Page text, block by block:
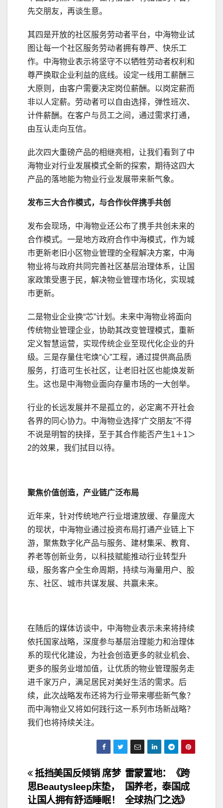
先交朋友，再谈生意。
其四是开放的社区服务劳动者平台，中海物业试
图让每一个社区服务劳动者拥有尊严、快乐工
作。中海物业表示将坚守不以牺牲劳动者权利和
尊严换取企业利益的底线。设定一线用工薪酬三
大原则，由客户需要决定岗位薪酬。以岗定薪而
非以人定薪。劳动者可以自由选择，弹性班次、
计件薪酬。在客户与员工之间，通过需求打通，
由互认走向互信。
此次四大重磅产品的相继亮相，让我们看到了中
海物业对行业发展模式全新的探索，期待这四大
产品的落地能为物业行业发展带来新气象。
发布三大合作模式，与合作伙伴携手共创
发布会现场，中海物业还公布了携手共创未来的
合作模式。一是地方政府合作中海模式，作为城
市更新老旧小区物业管理的全程解决方案，中海
物业将与政府共同完善社区基层治理体系，让国
家政策受惠于民，解决物业管理市场化，实现城
市更新。
二是物业企业换“芯”计划。未来中海物业将面向
传统物业管理企业，协助其改变管理模式，重新
定义智慧运营，实现传统企业至现代化企业的升
级。三是存量住宅焕“心”工程，通过提供高品质
服务，打造可生长社区，让老旧社区也能焕发新
生。这也是中海物业面向存量市场的一大创举。
行业的长远发展并不是孤立的，必定离不开社会
各界的同心协力。中海物业选择“广交朋友”不得
不说是明智的抉择，至于其合作能否产生1＋1＞
2的效果，我们拭目以待。
聚焦价值创造，产业链广泛布局
近年来，针对传统地产行业增速放缓、存量庞大
的现状，中海物业通过投资布局打通产业链上下
游，聚焦数字化产品与服务、建材集采、教育、
养老等创新业务，以科技赋能推动行业转型升
级，服务客户全生命周期，持续与海量用户、股
东、社区、城市共谋发展、共赢未来。
在随后的媒体访谈中，中海物业表示未来将持续
依托国家战略，深度参与基层治理能力和治理体
系的现代化建设，为社会创造更多的就业机会、
更多的服务业增加值，让优质的物业管理服务走
进千家万户，满足居民对美好生活的需求。后
续，此次战略发布还将为行业带来哪些新气象？
而中海物业又将如何践行这一系列市场新战略？
我们也将持续关注。
文
章
雷蒙置地：《跨
国养老，泰国成
全球热门之选》
抵挡美国反倾销 席梦
思Beautysleep床垫，
让国人拥有舒适睡眠！